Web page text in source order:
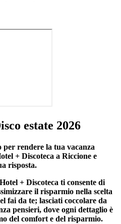
estate 2026
rendere la tua vacanza
+ Discoteca a Riccione e
risposta.
+ Discoteca ti consente di
il risparmio nella scelta
fai da te; lasciati coccolare da
pensieri, dove ogni dettaglio è
del comfort e del risparmio.